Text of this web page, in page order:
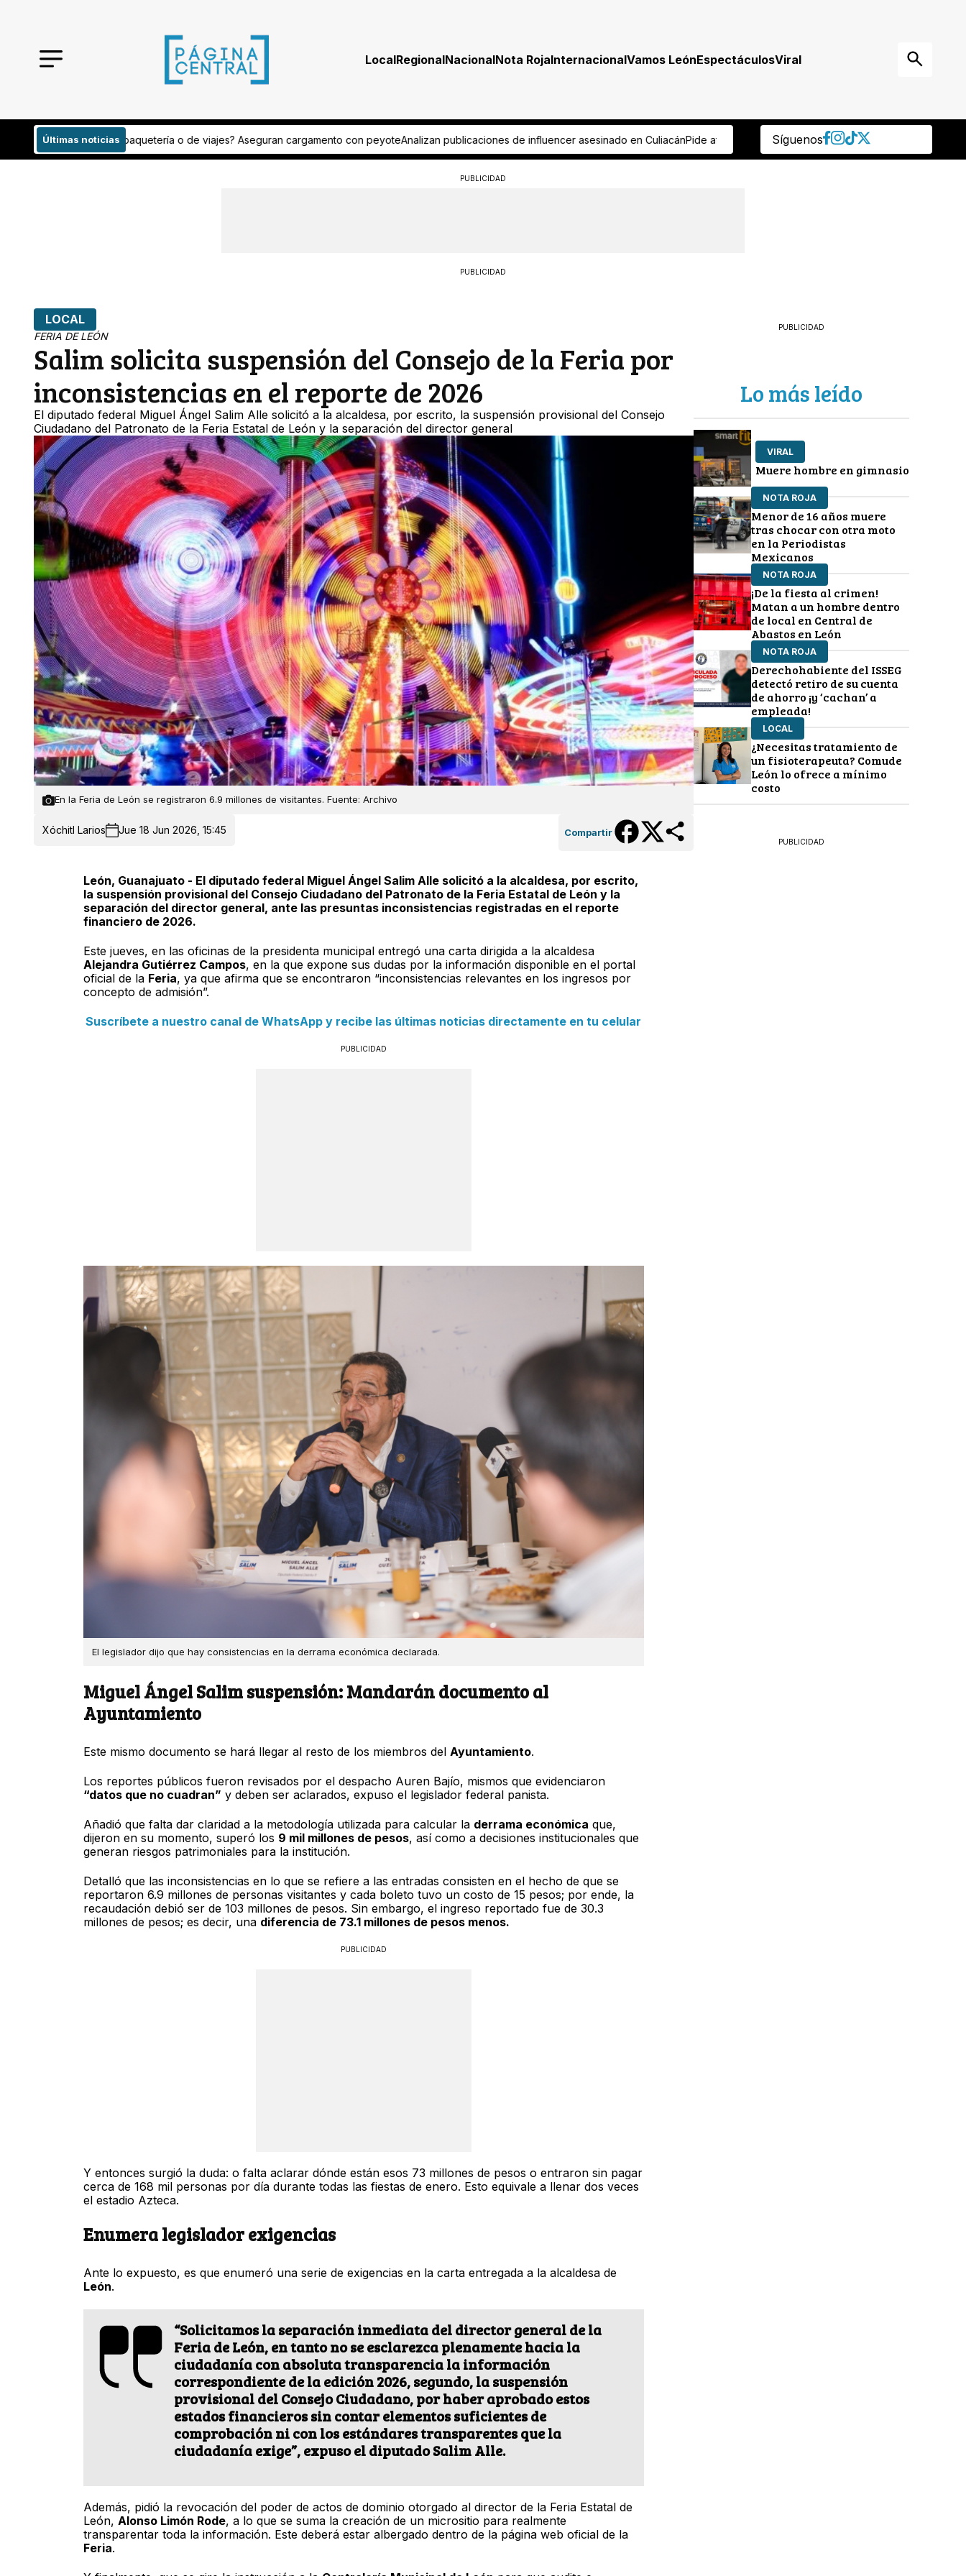
LocalRegionalNacionalNota RojaInternacionalVamos LeónEspectáculosViral
Últimas noticias
Aseguran cargamento con peyoteAnalizan publicaciones de influencer asesinado en CuliacánPide aficionado regreso del ascenso a Mikel Arriola Tras muerte de jirafa, rehabilitarán su hábitat en
Síguenos
PUBLICIDAD
PUBLICIDAD
LOCAL
FERIA DE LEÓN
Salim solicita suspensión del Consejo de la Feria por
inconsistencias en el reporte de 2026
El diputado federal Miguel Ángel Salim Alle solicitó a la alcaldesa, por escrito, la suspensión provisional del Consejo
Ciudadano del Patronato de la Feria Estatal de León y la separación del director general
En la Feria de León se registraron 6.9 millones de visitantes. Fuente: Archivo
Xóchitl Larios Jue 18 Jun 2026, 15:45 Compartir
León, Guanajuato - El diputado federal Miguel Ángel Salim Alle solicitó a la alcaldesa, por escrito,
la suspensión provisional del Consejo Ciudadano del Patronato de la Feria Estatal de León y la
separación del director general, ante las presuntas inconsistencias registradas en el reporte
financiero de 2026.
Este jueves, en las oficinas de la presidenta municipal entregó una carta dirigida a la alcaldesa
Alejandra Gutiérrez Campos, en la que expone sus dudas por la información disponible en el portal
oficial de la Feria, ya que afirma que se encontraron “inconsistencias relevantes en los ingresos por
concepto de admisión”.
Suscríbete a nuestro canal de WhatsApp y recibe las últimas noticias directamente en tu celular
PUBLICIDAD
El legislador dijo que hay consistencias en la derrama económica declarada.
Miguel Ángel Salim suspensión: Mandarán documento al
Ayuntamiento
Este mismo documento se hará llegar al resto de los miembros del Ayuntamiento.
Los reportes públicos fueron revisados por el despacho Auren Bajío, mismos que evidenciaron
“datos que no cuadran” y deben ser aclarados, expuso el legislador federal panista.
Añadió que falta dar claridad a la metodología utilizada para calcular la derrama económica que,
dijeron en su momento, superó los 9 mil millones de pesos, así como a decisiones institucionales que
generan riesgos patrimoniales para la institución.
Detalló que las inconsistencias en lo que se refiere a las entradas consisten en el hecho de que se
reportaron 6.9 millones de personas visitantes y cada boleto tuvo un costo de 15 pesos; por ende, la
recaudación debió ser de 103 millones de pesos. Sin embargo, el ingreso reportado fue de 30.3
millones de pesos; es decir, una diferencia de 73.1 millones de pesos menos.
PUBLICIDAD
Y entonces surgió la duda: o falta aclarar dónde están esos 73 millones de pesos o entraron sin pagar
cerca de 168 mil personas por día durante todas las fiestas de enero. Esto equivale a llenar dos veces
el estadio Azteca.
Enumera legislador exigencias
Ante lo expuesto, es que enumeró una serie de exigencias en la carta entregada a la alcaldesa de
León.
“Solicitamos la separación inmediata del director general de la
Feria de León, en tanto no se esclarezca plenamente hacia la
ciudadanía con absoluta transparencia la información
correspondiente de la edición 2026, segundo, la suspensión
provisional del Consejo Ciudadano, por haber aprobado estos
estados financieros sin contar elementos suficientes de
comprobación ni con los estándares transparentes que la
ciudadanía exige”, expuso el diputado Salim Alle.
Además, pidió la revocación del poder de actos de dominio otorgado al director de la Feria Estatal de
León, Alonso Limón Rode, a lo que se suma la creación de un micrositio para realmente
transparentar toda la información. Este deberá estar albergado dentro de la página web oficial de la
Feria.
PUBLICIDAD
Lo más leído
VIRAL
Muere hombre en gimnasio
NOTA ROJA
Menor de 16 años muere
tras chocar con otra moto
en la Periodistas
Mexicanos
NOTA ROJA
¡De la fiesta al crimen!
Matan a un hombre dentro
de local en Central de
Abastos en León
NOTA ROJA
Derechohabiente del ISSEG
detectó retiro de su cuenta
de ahorro ¡y ‘cachan’ a
empleada!
LOCAL
¿Necesitas tratamiento de
un fisioterapeuta? Comude
León lo ofrece a mínimo
costo
PUBLICIDAD